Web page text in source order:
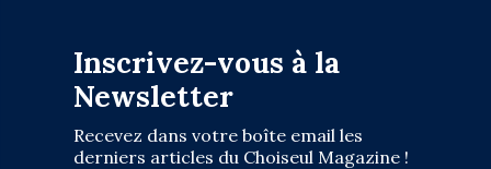
Inscrivez-vous à la
Newsletter
Recevez dans votre boîte email les
derniers articles du Choiseul Magazine !